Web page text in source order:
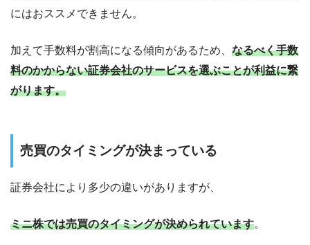
にはおススメできません。
加えて手数料が割高になる傾向があるため、 なるべく手数
料のかからない証券会社のサービスを選ぶことが利益に繋
がります。
売買のタイミングが決まっている
証券会社により多少の違いがありますが、
ミニ株では売買のタイミングが決められています。